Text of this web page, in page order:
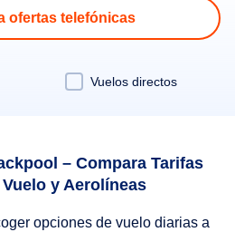
ofertas telefónicas
Vuelos directos
– Compara Tarifas
y Aerolíneas
opciones de vuelo diarias a